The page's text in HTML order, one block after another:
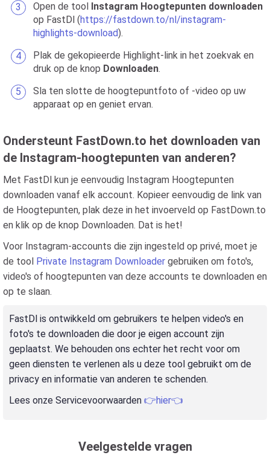
Open de tool Instagram Hoogtepunten downloaden
op FastDl (https://fastdown.to/nl/instagram-
highlights-download).
Plak de gekopieerde Highlight-link in het zoekvak en
druk op de knop Downloaden.
Sla ten slotte de hoogtepuntfoto of -video op uw
apparaat op en geniet ervan.
Ondersteunt FastDown.to het downloaden van
de Instagram-hoogtepunten van anderen?
Met FastDl kun je eenvoudig Instagram Hoogtepunten
downloaden vanaf elk account. Kopieer eenvoudig de link van
de Hoogtepunten, plak deze in het invoerveld op FastDown.to
en klik op de knop Downloaden. Dat is het!
Voor Instagram-accounts die zijn ingesteld op privé, moet je
de tool Private Instagram Downloader gebruiken om foto's,
video's of hoogtepunten van deze accounts te downloaden en
op te slaan.
FastDl is ontwikkeld om gebruikers te helpen video's en
foto's te downloaden die door je eigen account zijn
geplaatst. We behouden ons echter het recht voor om
geen diensten te verlenen als u deze tool gebruikt om de
privacy en informatie van anderen te schenden.
Lees onze Servicevoorwaarden 👉hier👈
Veelgestelde vragen